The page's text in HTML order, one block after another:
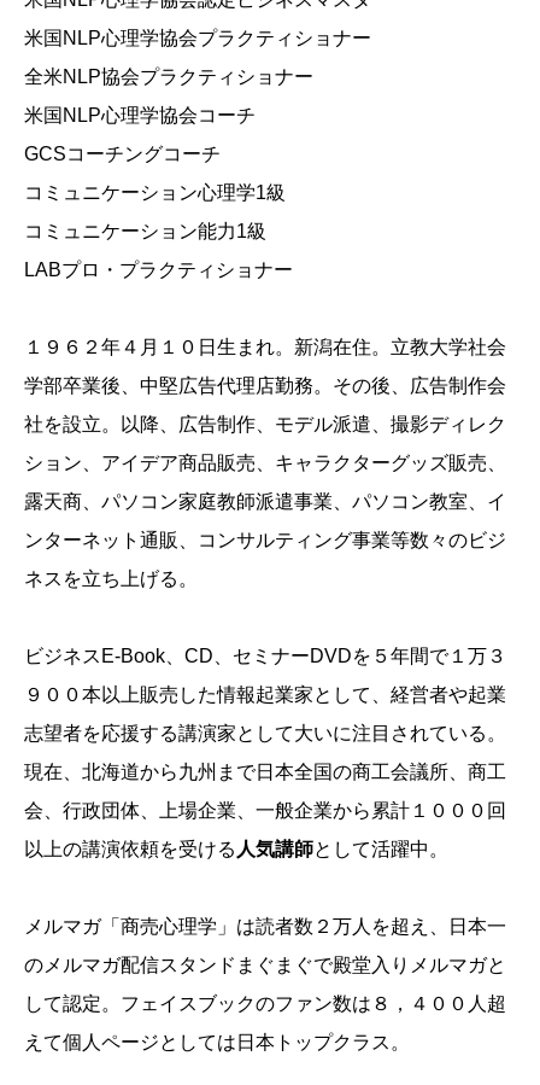
米国NLP心理学協会プラクティショナー
全米NLP協会プラクティショナー
米国NLP心理学協会コーチ
GCSコーチングコーチ
コミュニケーション心理学1級
コミュニケーション能力1級
LABプロ・プラクティショナー
１９６２年４月１０日生まれ。新潟在住。立教大学社会
学部卒業後、中堅広告代理店勤務。その後、広告制作会
社を設立。以降、広告制作、モデル派遣、撮影ディレク
ション、アイデア商品販売、キャラクターグッズ販売、
露天商、パソコン家庭教師派遣事業、パソコン教室、イ
ンターネット通販、コンサルティング事業等数々のビジ
ネスを立ち上げる。
ビジネスE-Book、CD、セミナーDVDを５年間で１万３
９００本以上販売した情報起業家として、経営者や起業
志望者を応援する講演家として大いに注目されている。
現在、北海道から九州まで日本全国の商工会議所、商工
会、行政団体、上場企業、一般企業から累計１０００回
以上の講演依頼を受ける 人気講師として活躍中。
メルマガ「商売心理学」は読者数２万人を超え、日本一
のメルマガ配信スタンドまぐまぐで殿堂入りメルマガと
して認定。フェイスブックのファン数は８，４００人超
えて個人ページとしては日本トップクラス。